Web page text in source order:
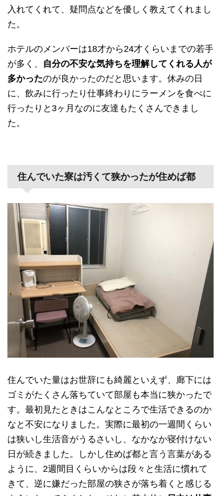
入れてくれて、疑問点などを優しく教えてくれまし
た。
ホテルのメンバーは18才から24才くらいまでの若手
が多く、 自分の不安な気持ちを理解してくれる人が
多かったのが良かったのだと思います。休みの日
に、飲みに行ったり仕事終わりにラーメンを食べに
行ったりと3ヶ月なのに友達もたくさんできまし
た。
住んでいた寮は汚くて狭かったが住めば都
住んでいた量はお世辞にも綺麗といえず、廊下には
ゴミがたくさん落ちていて部屋も本当に狭かったで
す。最初見たときはこんなところで生活できるのか
なと不安になりました。実際に最初の一週間くらい
は狭いし生活音がうるさいし、なかなか寝付けない
日が続きました。しかし住めば都と言う言葉がある
ように、2週間目くらいからは段々と生活に慣れて
きて、逆に嫌だった部屋の狭さが落ち着くと感じる